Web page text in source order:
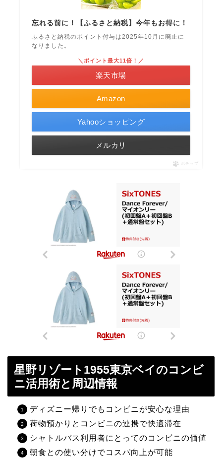
忘れる前に！【ふるさと納税】今年もお得に！
ふるさと納税のポイント付与は2025年10月に廃止に
なりました。
Amazon
＼ポイント最大11倍！／
楽天市場
Yahooショッピング
メルカリ
ポチップ
星野リゾート1955東京ベイのコンビ
ニ活用術と周辺情報
ディズニー帰りでもコンビニが安心な理由
荷物預かりとコンビニの連携で快適滞在
シャトルバス利用者にとってのコンビニの価値
朝食との使い分けでコスパ向上が可能